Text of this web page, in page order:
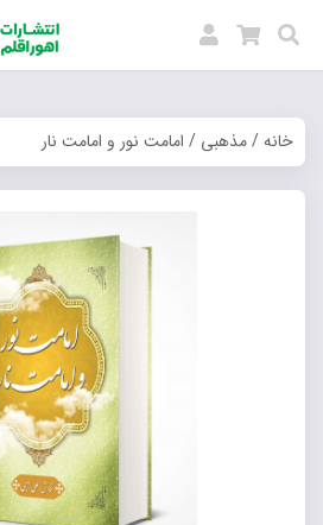
خانه/مذهبی / امامت نور و امامت نار